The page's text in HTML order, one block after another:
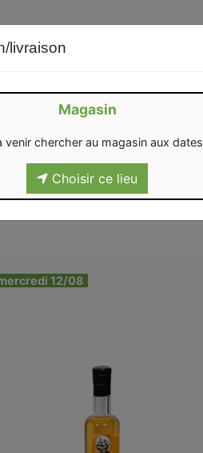
livraison
Magasin
venir chercher au magasin aux
Choisir ce lieu
12/08